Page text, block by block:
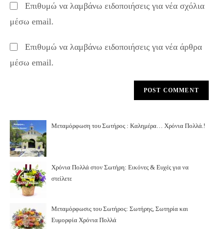
comment
URL
(optional)
Επιθυμώ να λαμβάνω ειδοποιήσεις για νέα σχόλια
μέσω email.
Επιθυμώ να λαμβάνω ειδοποιήσεις για νέα άρθρα
μέσω email.
Μεταμόρφωση του Σωτήρος : Καλημέρα… Χρόνια Πολλά.!
Χρόνια Πολλά στον Σωτήρη: Εικόνες & Ευχές για να
στείλετε
Μεταμόρφωσις του Σωτήρος: Σωτήρης, Σωτηρία και
Ευμορφία Χρόνια Πολλά